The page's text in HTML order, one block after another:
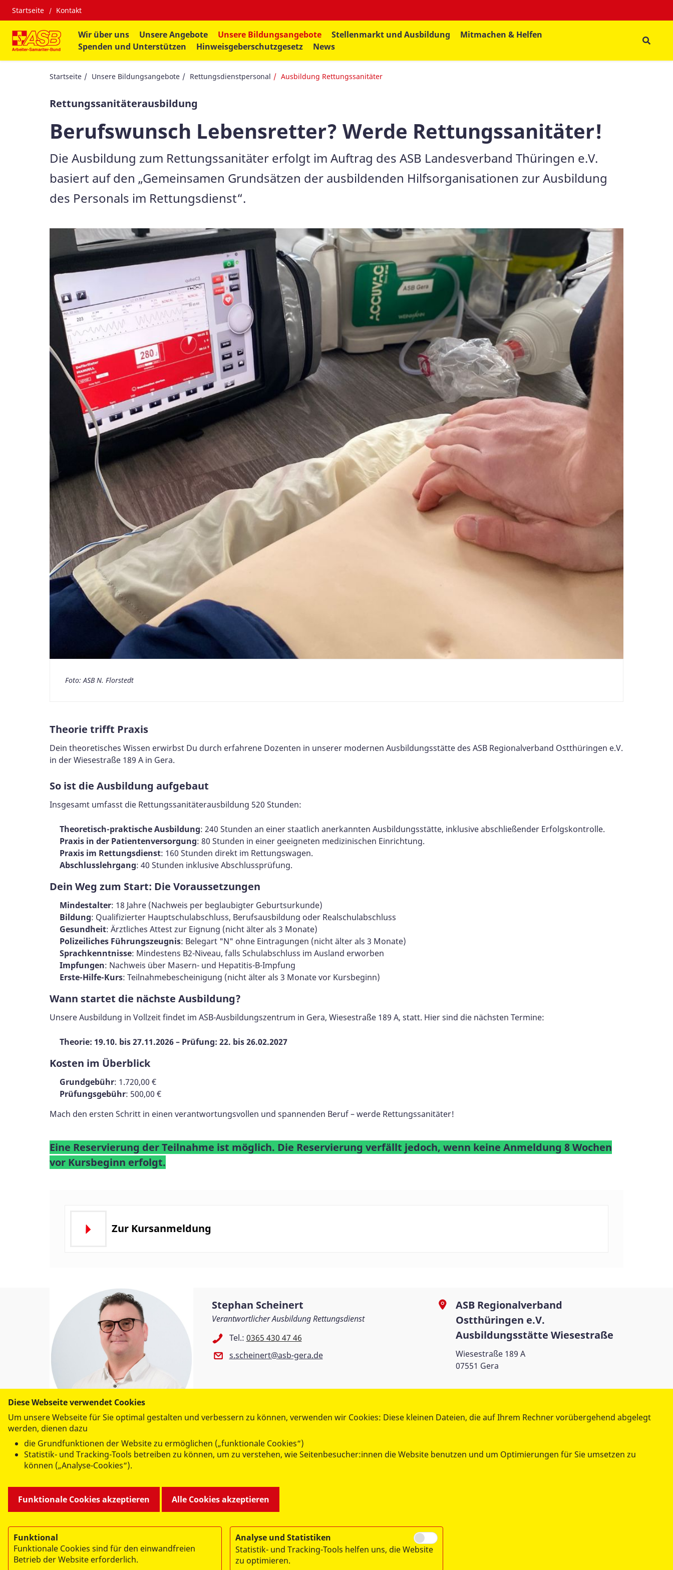
Startseite Kontakt
Wir über uns Unsere Angebote Unsere Bildungsangebote Stellenmarkt und Ausbildung
Mitmachen & Helfen
Spenden und Unterstützen
Hinweisgeberschutzgesetz News
Startseite Unsere Bildungsangebote Rettungsdienstpersonal Ausbildung Rettungssanitäter
Rettungssanitäterausbildung
Berufswunsch Lebensretter? Werde Rettungssanitäter!
Die Ausbildung zum Rettungssanitäter erfolgt im Auftrag des ASB Landesverband Thüringen e.V.
basiert auf den „Gemeinsamen Grundsätzen der ausbildenden Hilfsorganisationen zur Ausbildung
des Personals im Rettungsdienst“.
Foto: ASB N. Florstedt
Theorie trifft Praxis
Dein theoretisches Wissen erwirbst Du durch erfahrene Dozenten in unserer modernen Ausbildungsstätte des ASB Regionalverband Ostthüringen e.V.
in der Wiesestraße 189 A in Gera.
So ist die Ausbildung aufgebaut
Insgesamt umfasst die Rettungssanitäterausbildung 520 Stunden:
Theoretisch-praktische Ausbildung: 240 Stunden an einer staatlich anerkannten Ausbildungsstätte, inklusive abschließender Erfolgskontrolle.
Praxis in der Patientenversorgung: 80 Stunden in einer geeigneten medizinischen Einrichtung.
Praxis im Rettungsdienst: 160 Stunden direkt im Rettungswagen.
Abschlusslehrgang: 40 Stunden inklusive Abschlussprüfung.
Dein Weg zum Start: Die Voraussetzungen
Mindestalter: 18 Jahre (Nachweis per beglaubigter Geburtsurkunde)
Bildung: Qualifizierter Hauptschulabschluss, Berufsausbildung oder Realschulabschluss
Gesundheit: Ärztliches Attest zur Eignung (nicht älter als 3 Monate)
Polizeiliches Führungszeugnis: Belegart "N" ohne Eintragungen (nicht älter als 3 Monate)
Sprachkenntnisse: Mindestens B2-Niveau, falls Schulabschluss im Ausland erworben
Impfungen: Nachweis über Masern- und Hepatitis-B-Impfung
Erste-Hilfe-Kurs: Teilnahmebescheinigung (nicht älter als 3 Monate vor Kursbeginn)
Wann startet die nächste Ausbildung?
Unsere Ausbildung in Vollzeit findet im ASB-Ausbildungszentrum in Gera, Wiesestraße 189 A, statt. Hier sind die nächsten Termine:
Theorie: 19.10. bis 27.11.2026 – Prüfung: 22. bis 26.02.2027
Kosten im Überblick
Grundgebühr: 1.720,00 €
Prüfungsgebühr: 500,00 €
Mach den ersten Schritt in einen verantwortungsvollen und spannenden Beruf – werde Rettungssanitäter!
Eine Reservierung der Teilnahme ist möglich. Die Reservierung verfällt jedoch, wenn keine Anmeldung 8 Wochen
vor Kursbeginn erfolgt.
Zur Kursanmeldung
Stephan Scheinert
Verantwortlicher Ausbildung Rettungsdienst
Tel.: 0365 430 47 46
s.scheinert@asb-gera.de
ASB Regionalverband
Ostthüringen e.V.
Ausbildungsstätte Wiesestraße
Wiesestraße 189 A
07551 Gera
Diese Webseite verwendet Cookies
Um unsere Webseite für Sie optimal gestalten und verbessern zu können, verwenden wir Cookies: Diese kleinen Dateien, die auf Ihrem Rechner vorübergehend abgelegt
werden, dienen dazu
die Grundfunktionen der Website zu ermöglichen („funktionale Cookies“)
Statistik- und Tracking-Tools betreiben zu können, um zu verstehen, wie Seitenbesucher:innen die Website benutzen und um Optimierungen für Sie umsetzen zu
können („Analyse-Cookies“).
Funktionale Cookies akzeptieren Alle Cookies akzeptieren
Funktional
Funktionale Cookies sind für den einwandfreien
Betrieb der Website erforderlich.
Analyse und Statistiken
Statistik- und Tracking-Tools helfen uns, die Website
zu optimieren.